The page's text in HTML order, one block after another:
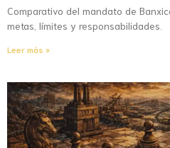
Comparativo del mandato de
metas, límites y responsabilidades.
Leer más »